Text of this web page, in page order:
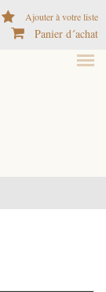
Ajouter à votre liste
Panier d´achat